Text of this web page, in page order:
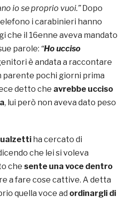
io se proprio vuoi.” Dopo
i carabinieri hanno
che il 16enne aveva mandato
parole: “Ho ucciso
è andata a raccontare
parente pochi giorni prima
detto che avrebbe ucciso
, lui però non aveva dato peso
ha cercato di
che lei si voleva
che sente una voce dentro
a fare cose cattive. A detta
quella voce ad ordinargli di